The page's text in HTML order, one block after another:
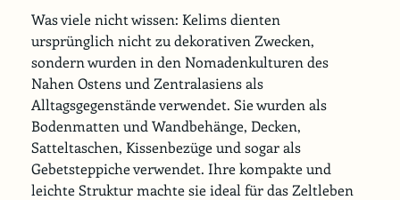
Was viele nicht wissen: Kelims dienten
ursprünglich nicht zu dekorativen Zwecken,
sondern wurden in den Nomadenkulturen des
Nahen Ostens und Zentralasiens als
Alltagsgegenstände verwendet. Sie wurden als
Bodenmatten und Wandbehänge, Decken,
Satteltaschen, Kissenbezüge und sogar als
Gebetsteppiche verwendet. Ihre kompakte und
leichte Struktur machte sie ideal für das Zeltleben